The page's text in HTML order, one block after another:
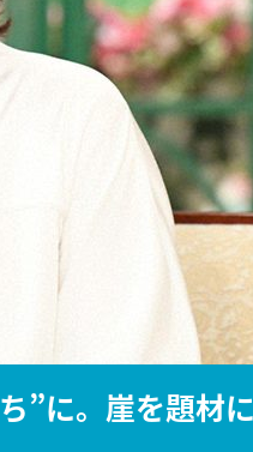
”に。崖を題材
『
E
ビ